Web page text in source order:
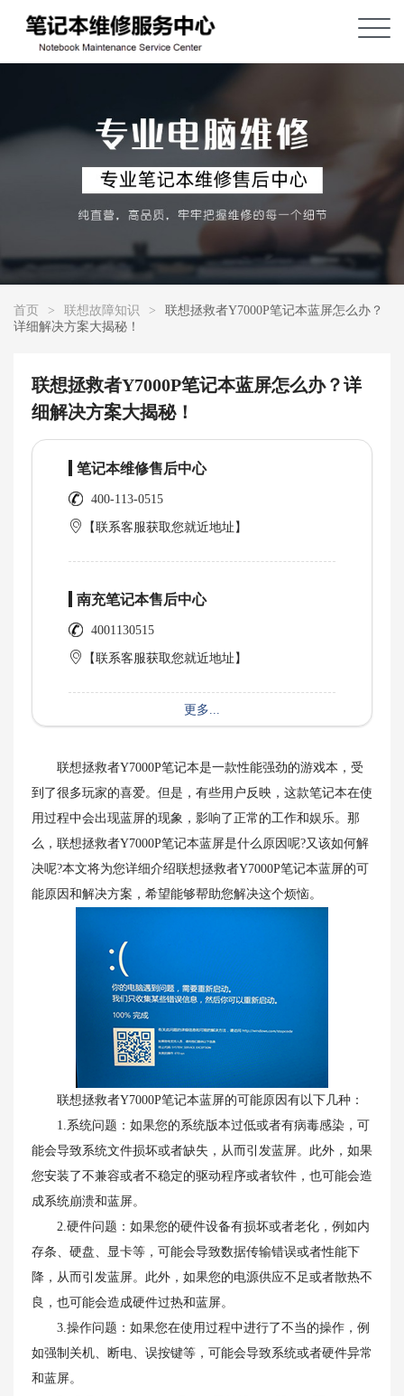
首页 > 联想故障知识 >
联想拯救者Y7000P笔记本蓝屏怎么办？
详细解决方案大揭秘！
联想拯救者Y7000P笔记本蓝屏怎么办？详
细解决方案大揭秘！
笔记本维修售后中心
400-113-0515
【联系客服获取您就近地址】
南充笔记本售后中心
4001130515
【联系客服获取您就近地址】
更多...
联想拯救者Y7000P笔记本是一款性能强劲的游戏本，受
到了很多玩家的喜爱。但是，有些用户反映，这款笔记本在使
用过程中会出现蓝屏的现象，影响了正常的工作和娱乐。那
么，联想拯救者Y7000P笔记本蓝屏是什么原因呢?又该如何解
决呢?本文将为您详细介绍联想拯救者Y7000P笔记本蓝屏的可
能原因和解决方案，希望能够帮助您解决这个烦恼。
联想拯救者Y7000P笔记本蓝屏的可能原因有以下几种：
1.系统问题：如果您的系统版本过低或者有病毒感染，可
能会导致系统文件损坏或者缺失，从而引发蓝屏。此外，如果
您安装了不兼容或者不稳定的驱动程序或者软件，也可能会造
成系统崩溃和蓝屏。
2.硬件问题：如果您的硬件设备有损坏或者老化，例如内
存条、硬盘、显卡等，可能会导致数据传输错误或者性能下
降，从而引发蓝屏。此外，如果您的电源供应不足或者散热不
良，也可能会造成硬件过热和蓝屏。
3.操作问题：如果您在使用过程中进行了不当的操作，例
如强制关机、断电、误按键等，可能会导致系统或者硬件异常
和蓝屏。